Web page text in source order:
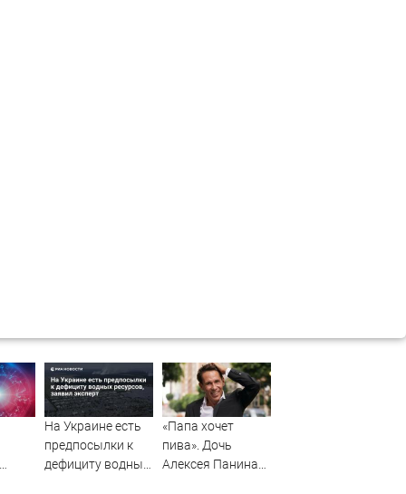
На Украине есть
предпосылки к
дефициту водных
«Папа хочет
пива». Дочь
Алексея Панина*